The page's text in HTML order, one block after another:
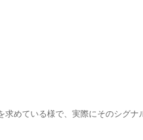
めている様で、実際にそのシグナ